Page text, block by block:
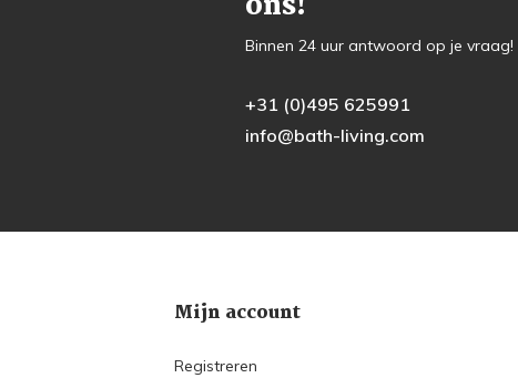
Binnen 24 uur antwoord op je vraag!
+31 (0)495 625991
info@bath-living.com
Mijn account
Registreren